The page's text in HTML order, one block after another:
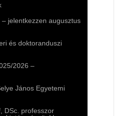
jelentkezzen augusztus
és doktoranduszi
2026 –
János Egyetemi
DSc. professzor